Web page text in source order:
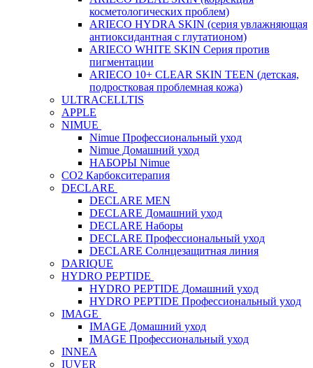
косметологических проблем)
ARIECO HYDRA SKIN (серия увлажняющая
антиоксидантная с глутатионом)
ARIECO WHITE SKIN Серия против
пигментации
ARIECO 10+ CLEAR SKIN TEEN (детская,
подростковая проблемная кожа)
ULTRACELLTIS
APPLE
NIMUE
Nimue Профессиональный уход
Nimue Домашний уход
НАБОРЫ Nimue
CO2 Карбокситерапия
DECLARE
DECLARE MEN
DECLARE Домашний уход
DECLARE Наборы
DECLARE Профессиональный уход
DECLARE Солнцезащитная линия
DARIQUE
HYDRO PEPTIDE
HYDRO PEPTIDE Домашний уход
HYDRO PEPTIDE Профессиональный уход
IMAGE
IMAGE Домашний уход
IMAGE Профессиональный уход
INNEA
IUVER